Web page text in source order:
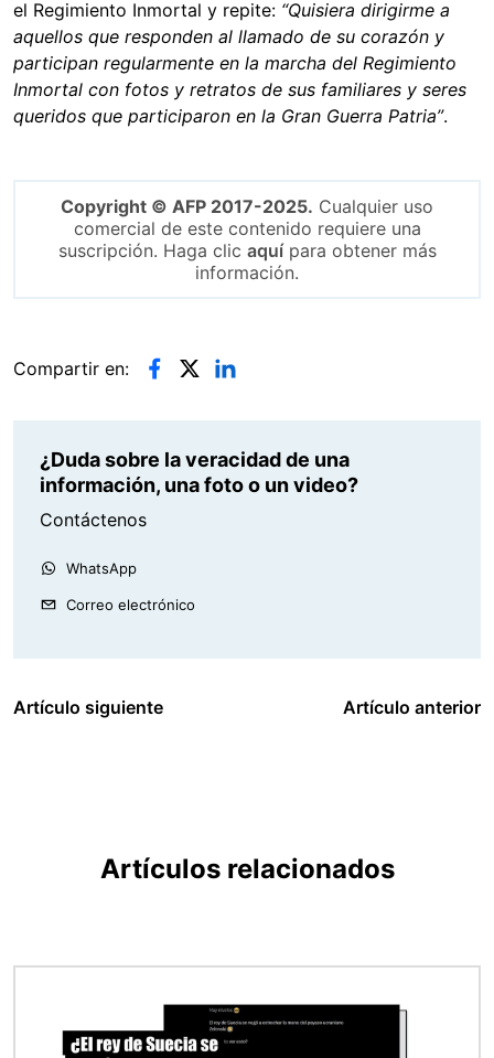
el Regimiento Inmortal y repite: “Quisiera dirigirme a
aquellos que responden al llamado de su corazón y
participan regularmente en la marcha del Regimiento
Inmortal con fotos y retratos de sus familiares y seres
queridos que participaron en la Gran Guerra Patria”.
Copyright © AFP 2017-2025. Cualquier uso
comercial de este contenido requiere una
suscripción. Haga clic aquípara obtener más
información.
Compartir en:
¿Duda sobre la veracidad de una
información, una foto o un video?
Contáctenos
WhatsApp
Correo electrónico
Artículo siguiente Artículo anterior
Artículos relacionados